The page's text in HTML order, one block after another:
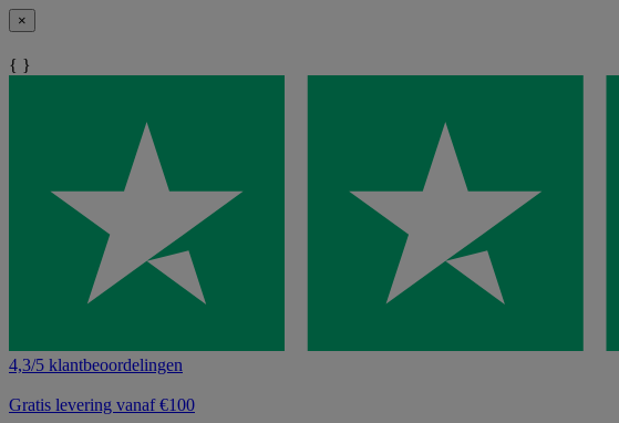
×
{ }
4,3/5 klantbeoordelingen
Gratis levering vanaf €100